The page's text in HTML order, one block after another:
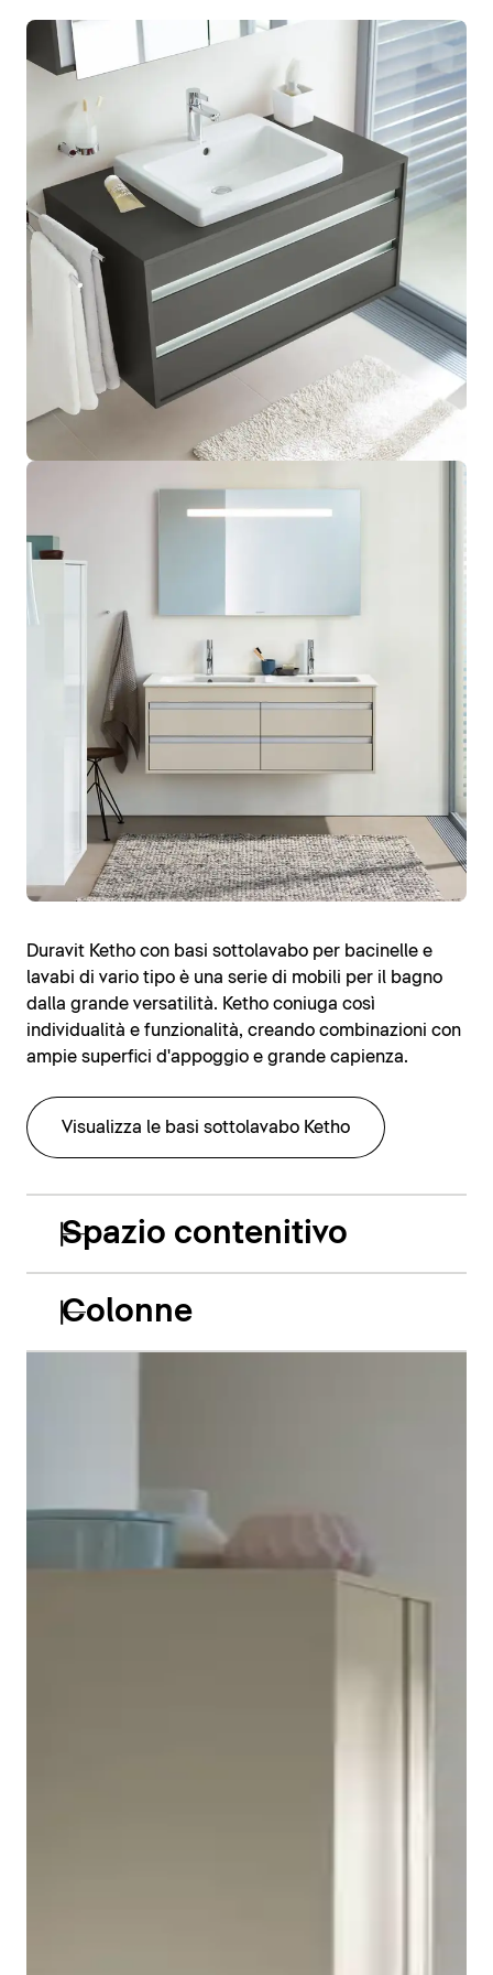
Duravit Ketho con basi sottolavabo per bacinelle e
lavabi di vario tipo è una serie di mobili per il bagno
dalla grande versatilità. Ketho coniuga così
individualità e funzionalità, creando combinazioni con
ampie superfici d'appoggio e grande capienza.
Visualizza le basi sottolavabo Ketho
Spazio contenitivo
Colonne